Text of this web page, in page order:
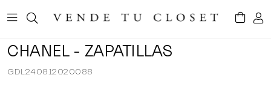
CHANEL - ZAPATILLAS
GDL240812020088